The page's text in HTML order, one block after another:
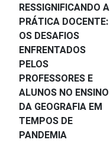
RESSIGNIFICANDO A
PRÁTICA DOCENTE:
OS DESAFIOS
ENFRENTADOS
PELOS
PROFESSORES E
ALUNOS NO ENSINO
DA GEOGRAFIA EM
TEMPOS DE
PANDEMIA